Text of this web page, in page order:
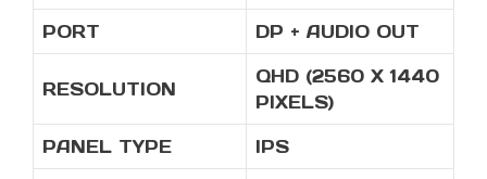
PORT DP + AUDIO OUT
RESOLUTION
QHD (2560 X 1440
PIXELS)
PANEL TYPE IPS